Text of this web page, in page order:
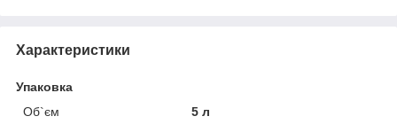
Характеристики
Упаковка
Об`єм
5 л